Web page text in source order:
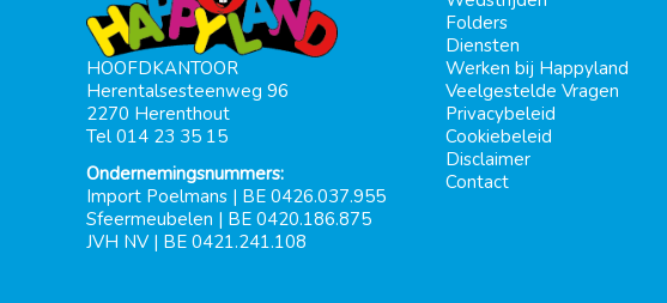
HOOFDKANTOOR
Herentalsesteenweg 96
2270 Herenthout
Tel 014 23 35 15
Ondernemingsnummers:
Import Poelmans | BE 0426.037.955
Sfeermeubelen | BE 0420.186.875
JVH NV | BE 0421.241.108
Folders
Diensten
Werken bij Happyland
Veelgestelde Vragen
Privacybeleid
Cookiebeleid
Disclaimer
Contact